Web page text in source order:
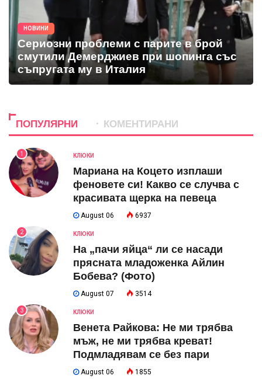
НОВИНИ
Сериозни проблеми с парите в брой
смутили Демерджиев при шопинга със
съпругата му в Италия
ПОПУЛЯРНИ КОМЕНТИРАНИ
1 КЛЮКИ
Мариана на Коцето изплаши
феновете си! Какво се случва с
красивата щерка на певеца
August 06 6937
2 КЛЮКИ
На „пачи яйца“ ли се насади
прясната младоженка Айлин
Бобева? (Фото)
August 07 3514
3 КЛЮКИ
Венета Райкова: Не ми трябва
мъж, не ми трябва креват!
Подмладявам се без пари
August 06 1855